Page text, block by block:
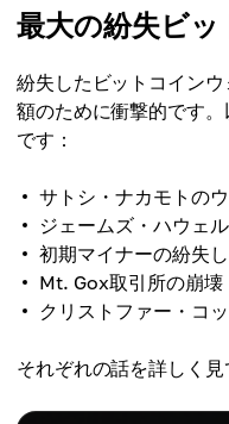
最大の紛失ビ
紛失したビットコイン
額のために衝撃的です
です：
サトシ・ナカモトの
ジェームズ・ハウェ
初期マイナーの紛失
Mt. Gox取引所の崩壊
クリストファー・コ
それぞれの話を詳しく見